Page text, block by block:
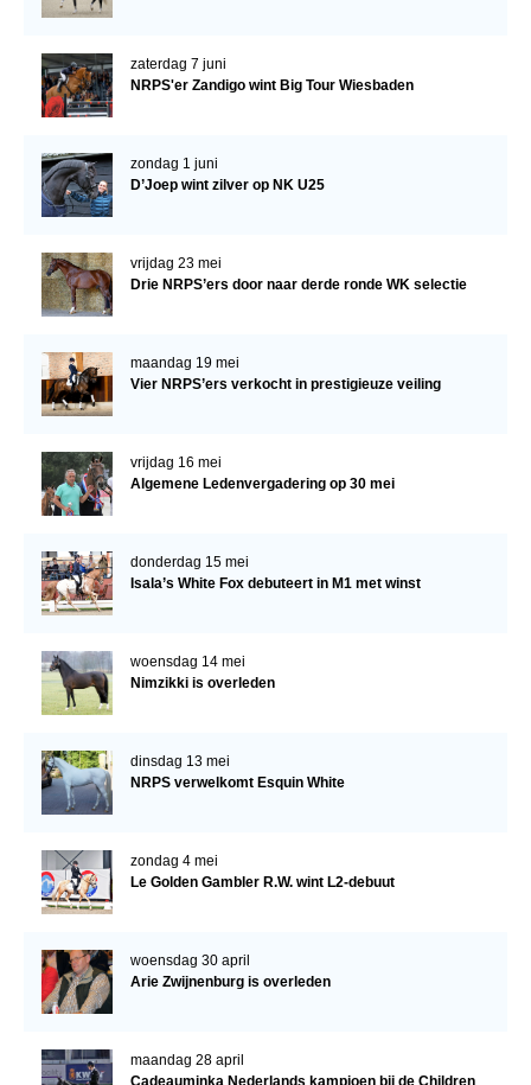
zaterdag 7 juni
NRPS'er Zandigo wint Big Tour Wiesbaden
zondag 1 juni
D’Joep wint zilver op NK U25
vrijdag 23 mei
Drie NRPS’ers door naar derde ronde WK selectie
maandag 19 mei
Vier NRPS’ers verkocht in prestigieuze veiling
vrijdag 16 mei
Algemene Ledenvergadering op 30 mei
donderdag 15 mei
Isala’s White Fox debuteert in M1 met winst
woensdag 14 mei
Nimzikki is overleden
dinsdag 13 mei
NRPS verwelkomt Esquin White
zondag 4 mei
Le Golden Gambler R.W. wint L2-debuut
woensdag 30 april
Arie Zwijnenburg is overleden
maandag 28 april